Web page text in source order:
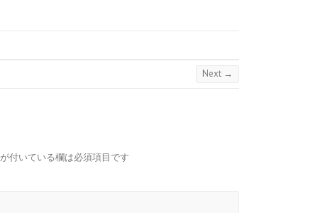
Next →
が付いている欄は必須項目です